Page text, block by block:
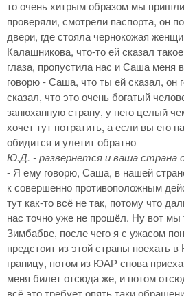
то очень хитрым образом мы пришли
проверяли, смотрели паспорта, он
двери, где стояла чернокожая
Калашникова, что-то ей сказал
глаза, пропустила нас и Саша меня
говорю - Саша, что ты ей сказал, он
сказал, что это очень богатый
занюханную страну, у него целый
хочет тут потратить, а если вы его
обидится и улетит обратно
Ю.Д. - развернется и ваша страна
- Я ему говорю, Саша, в нашей
к совершенно противоположным
тут как-то всё не так, потому что
нас точно уже не прошёл. Ну вот мы
Зимбабве, после чего я с ужасом
предстоит из этой страны поехать
границу, потом из ЮАР снова
меня билет отсюда же, и потом
всё это требует опять таки